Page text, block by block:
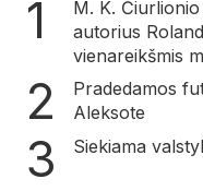
M. K.
autorius
vienareikšmis
Pradedamos
Aleksote
Siekiama